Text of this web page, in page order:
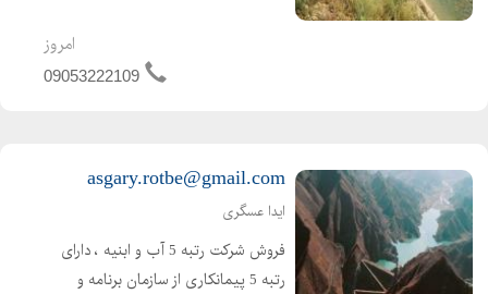
شرکت تازه صدور و تازه تاسیس است و
هیچگونه بدهی و کارکردی ندارد شرکت
امروز
09053222109
asgary.rotbe@gmail.com
ایدا عسگری
فروش شرکت رتبه 5 آب و ابنیه ، دارای
رتبه 5 پیمانکاری از سازمان برنامه و